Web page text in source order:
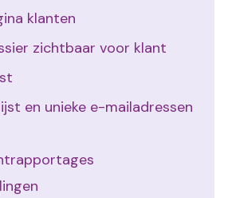
klanten
zichtbaar voor klant
en unieke e-mailadressen